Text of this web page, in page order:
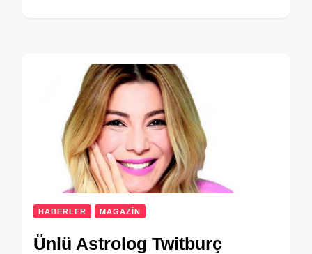
HABERLER MAGAZİN
Ünlü Astrolog Twitburç